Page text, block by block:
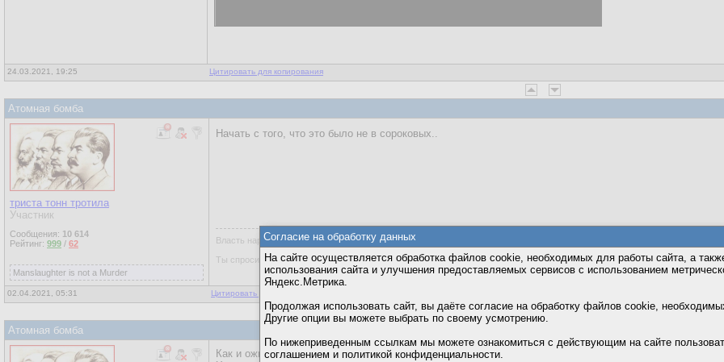
24.03.2021, 19:25 Цитировать для копирования
Атомная бомба
триста тонн тротила
Участник
Сообщения: 10 614
Рейтинг: 999 / 62
Manslaughter is not a Murder
Начать с того, что это было не в сороковых..
Власть народа, это когда бараны сами себя выводят на пастбище, сами себя стригут, и сами относят шерсть.
Ты спросишь меня где же пастухи? А пастухи в это время кушают шашлык вместе с волками.
02.04.2021, 05:31 Цитировать для копирования
Атомная бомба
Как и ожидалось, у Солонина физика служит только для целей политической пропаганды.
Согласие на обработку данных
На сайте осуществляется обработка файлов cookie, необходимых для работы сайта, а
использования сайта и улучшения предоставляемых сервисов с использованием
Яндекс.Метрика.
Продолжая использовать сайт, вы даёте согласие на обработку файлов cookie,
Другие опции вы можете выбрать по своему усмотрению.
По нижеприведенным ссылкам мы можете ознакомиться с действующим на сайте
соглашением и политикой конфиденциальности.